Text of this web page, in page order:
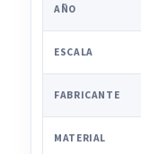
AÑO
ESCALA
FABRICANTE
MATERIAL